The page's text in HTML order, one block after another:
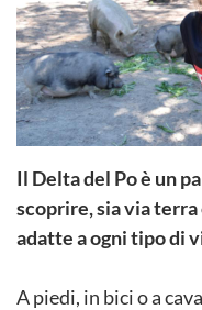
Il Delta del Po è un
scoprire, sia via terra
adatte a ogni tipo di
A piedi, in bici o a